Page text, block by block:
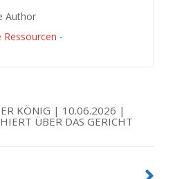
Author
Ressourcen -
KÖNIG | 10.06.2026 |
ÜBER DAS GERICHT